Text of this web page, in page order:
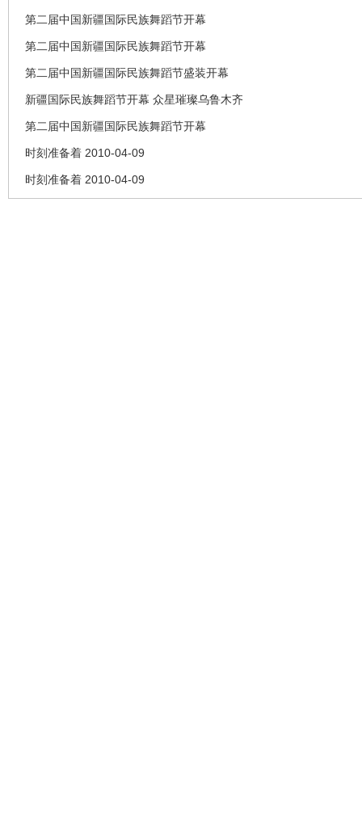
第二届中国新疆国际民族舞蹈节开幕
第二届中国新疆国际民族舞蹈节开幕
第二届中国新疆国际民族舞蹈节盛装开幕
新疆国际民族舞蹈节开幕 众星璀璨乌鲁木齐
第二届中国新疆国际民族舞蹈节开幕
时刻准备着 2010-04-09
时刻准备着 2010-04-09